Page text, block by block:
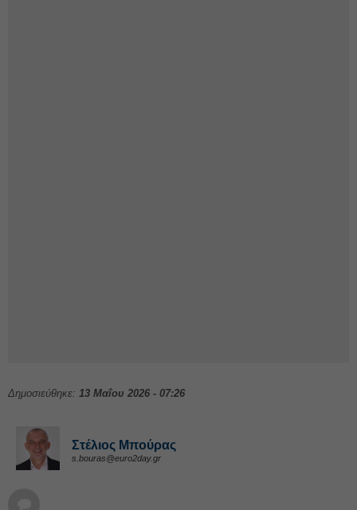
Δημοσιεύθηκε: 13 Μαΐου 2026 - 07:26
Στέλιος Μπούρας
s.bouras@euro2day.gr